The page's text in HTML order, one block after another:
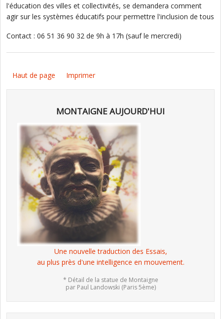
l'éducation des villes et collectivités, se demandera comment
agir sur les systèmes éducatifs pour permettre l'inclusion de tous
Contact : 06 51 36 90 32 de 9h à 17h (sauf le mercredi)​
Haut de page Imprimer
MONTAIGNE AUJOURD'HUI
Une nouvelle traduction des Essais,
au plus près d'une intelligence en mouvement.
* Détail de la statue de Montaigne
par Paul Landowski (Paris 5ème)